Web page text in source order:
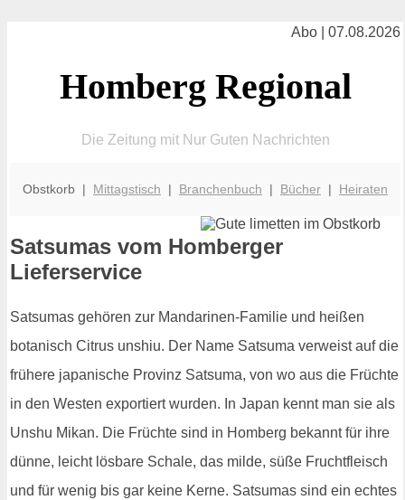
Abo | 07.08.2026
Homberg Regional
Die Zeitung mit Nur Guten Nachrichten
Obstkorb | Mittagstisch | Branchenbuch | Bücher | Heiraten
Satsumas vom Homberger
Lieferservice
Satsumas gehören zur Mandarinen-Familie und heißen
botanisch Citrus unshiu. Der Name Satsuma verweist auf die
frühere japanische Provinz Satsuma, von wo aus die Früchte
in den Westen exportiert wurden. In Japan kennt man sie als
Unshu Mikan. Die Früchte sind in Homberg bekannt für ihre
dünne, leicht lösbare Schale, das milde, süße Fruchtfleisch
und für wenig bis gar keine Kerne. Satsumas sind ein echtes